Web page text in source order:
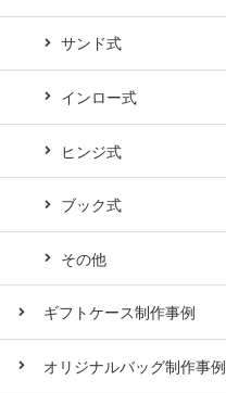
サンド式
インロー式
ヒンジ式
ブック式
その他
ギフトケース制作事例
オリジナルバッグ制作事例